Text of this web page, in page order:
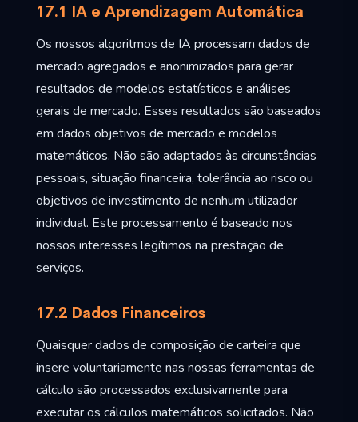
17.1 IA e Aprendizagem Automática
Os nossos algoritmos de IA processam dados de
mercado agregados e anonimizados para gerar
resultados de modelos estatísticos e análises
gerais de mercado. Esses resultados são baseados
em dados objetivos de mercado e modelos
matemáticos. Não são adaptados às circunstâncias
pessoais, situação financeira, tolerância ao risco ou
objetivos de investimento de nenhum utilizador
individual. Este processamento é baseado nos
nossos interesses legítimos na prestação de
serviços.
17.2 Dados Financeiros
Quaisquer dados de composição de carteira que
insere voluntariamente nas nossas ferramentas de
cálculo são processados exclusivamente para
executar os cálculos matemáticos solicitados. Não